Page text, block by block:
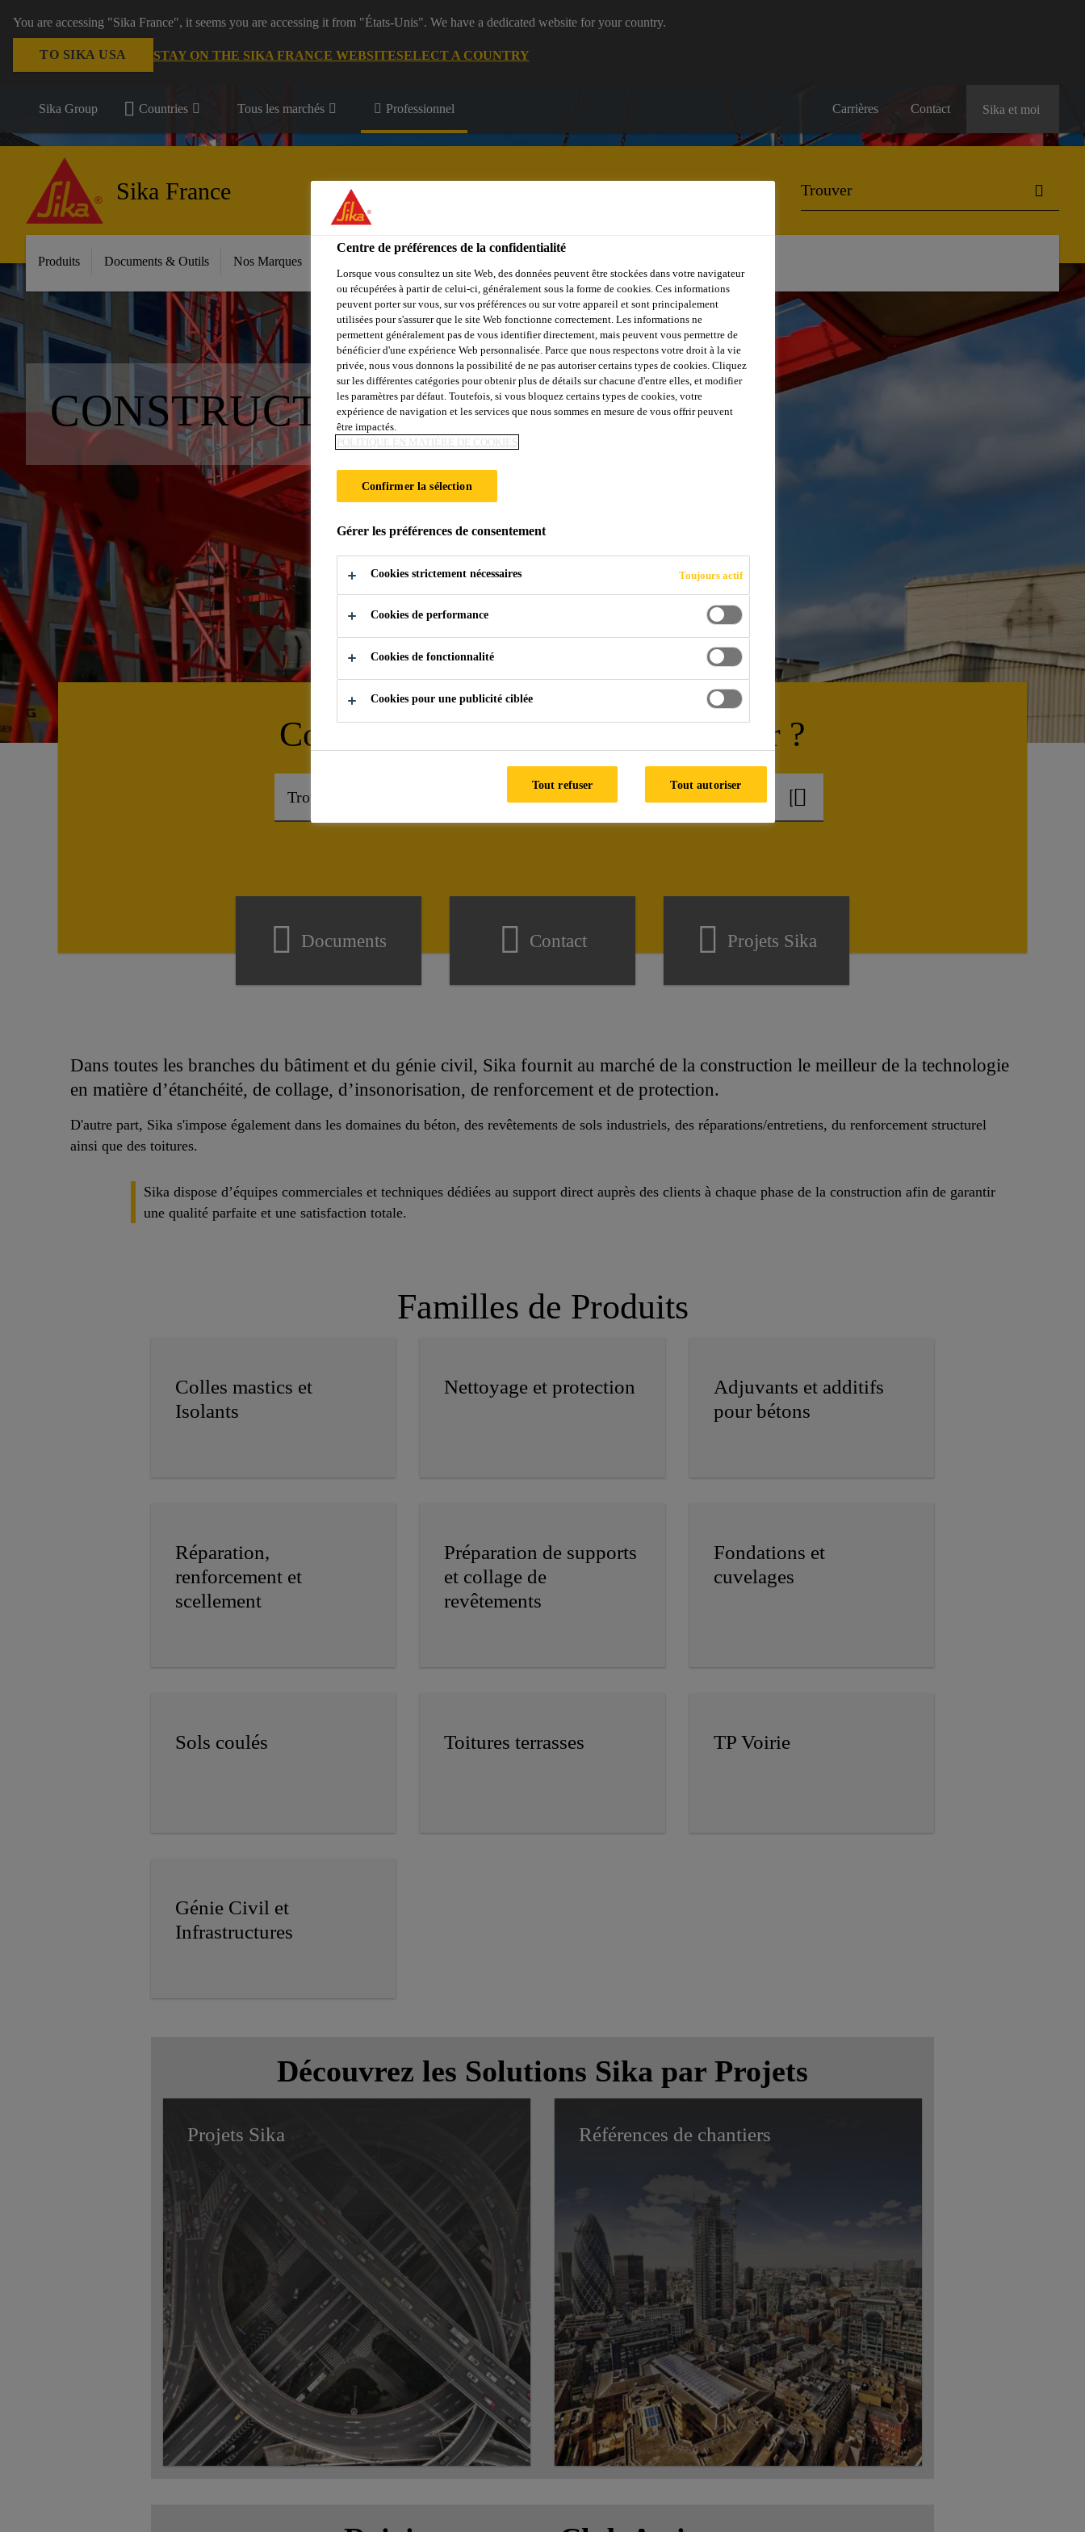
You are accessing "Sika France", it seems you are accessing it from "États-Unis". We have a dedicated website for your country.
TO SIKA USA STAY ON THE SIKA FRANCE WEBSITESELECT A COUNTRY
Sika Group Countries Tous les marchés Professionnel Carrières Contact Sika et moi
Sika France
Produits Documents & Outils Nos Marques
CONSTRUCTION
Comment pouvons nous vous aider ?
Documents Contact Projets Sika
Dans toutes les branches du bâtiment et du génie civil, Sika fournit au marché de la construction le meilleur de la technologie
en matière d’étanchéité, de collage, d’insonorisation, de renforcement et de protection.
D'autre part, Sika s'impose également dans les domaines du béton, des revêtements de sols industriels, des réparations/entretiens, du renforcement structurel
ainsi que des toitures.
Sika dispose d’équipes commerciales et techniques dédiées au support direct auprès des clients à chaque phase de la construction afin de garantir
une qualité parfaite et une satisfaction totale.
Familles de Produits
Colles mastics et
Isolants
Nettoyage et protection
Adjuvants et additifs
pour bétons
Réparation,
renforcement et
scellement
Préparation de supports
et collage de
revêtements
Fondations et
cuvelages
Sols coulés Toitures terrasses TP Voirie
Génie Civil et
Infrastructures
Découvrez les Solutions Sika par Projets
Projets Sika Références de chantiers
Centre de préférences de la confidentialité
Lorsque vous consultez un site Web, des données peuvent être stockées dans votre navigateur
ou récupérées à partir de celui-ci, généralement sous la forme de cookies. Ces informations
peuvent porter sur vous, sur vos préférences ou sur votre appareil et sont principalement
utilisées pour s'assurer que le site Web fonctionne correctement. Les informations ne
permettent généralement pas de vous identifier directement, mais peuvent vous permettre de
bénéficier d'une expérience Web personnalisée. Parce que nous respectons votre droit à la vie
privée, nous vous donnons la possibilité de ne pas autoriser certains types de cookies. Cliquez
sur les différentes catégories pour obtenir plus de détails sur chacune d'entre elles, et modifier
les paramètres par défaut. Toutefois, si vous bloquez certains types de cookies, votre
expérience de navigation et les services que nous sommes en mesure de vous offrir peuvent
être impactés.
POLITIQUE EN MATIÈRE DE COOKIES
Confirmer la sélection
Gérer les préférences de consentement
Cookies strictement nécessaires Toujours actif
Cookies de performance
Cookies de fonctionnalité
Cookies pour une publicité ciblée
Tout refuser Tout autoriser